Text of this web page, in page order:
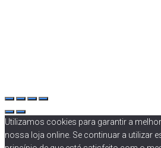
Utilizamos cookies para garantir a
nossa loja online. Se continuar a utilizar